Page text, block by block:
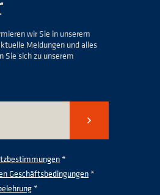
wir Sie in unserem
Meldungen und alles
Sie sich zu unserem
Senden
*
Geschäftsbedingungen*
*